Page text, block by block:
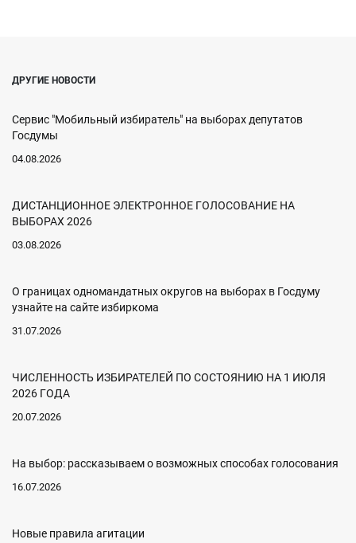
ДРУГИЕ НОВОСТИ
Сервис "Мобильный избиратель" на выборах депутатов
Госдумы
04.08.2026
ДИСТАНЦИОННОЕ ЭЛЕКТРОННОЕ ГОЛОСОВАНИЕ НА
ВЫБОРАХ 2026
03.08.2026
О границах одномандатных округов на выборах в Госдуму
узнайте на сайте избиркома
31.07.2026
ЧИСЛЕННОСТЬ ИЗБИРАТЕЛЕЙ ПО СОСТОЯНИЮ НА 1 ИЮЛЯ
2026 ГОДА
20.07.2026
На выбор: рассказываем о возможных способах голосования
16.07.2026
Новые правила агитации